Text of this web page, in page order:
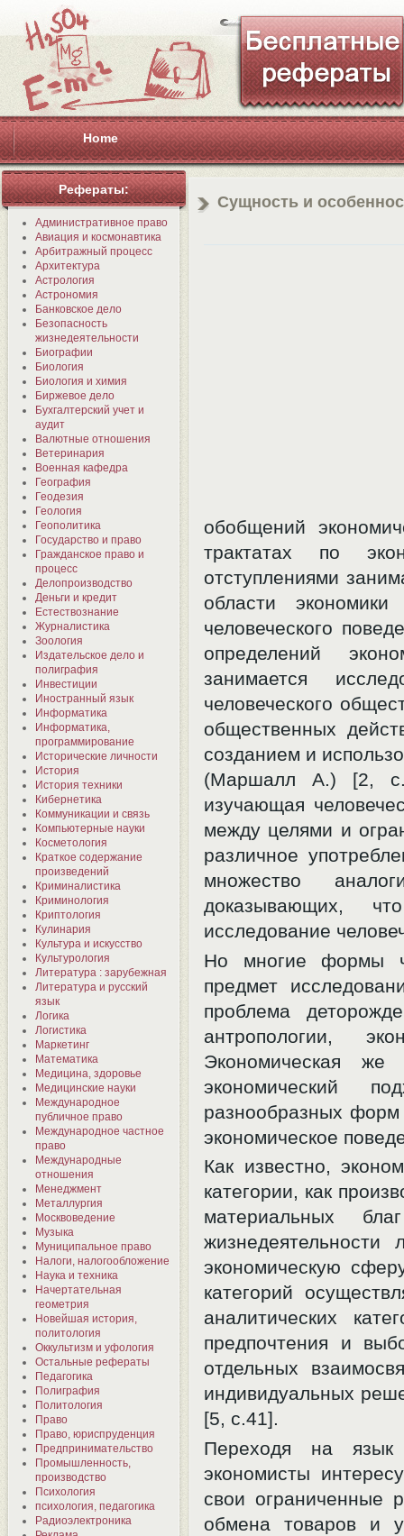
Home
Рефераты:
Административное право
Авиация и космонавтика
Арбитражный процесс
Архитектура
Астрология
Астрономия
Банковское дело
Безопасность
жизнедеятельности
Биографии
Биология
Биология и химия
Биржевое дело
Бухгалтерский учет и
аудит
Валютные отношения
Ветеринария
Военная кафедра
География
Геодезия
Геология
Геополитика
Государство и право
Гражданское право и
процесс
Делопроизводство
Деньги и кредит
Естествознание
Журналистика
Зоология
Издательское дело и
полиграфия
Инвестиции
Иностранный язык
Информатика
Информатика,
программирование
Исторические личности
История
История техники
Кибернетика
Коммуникации и связь
Компьютерные науки
Косметология
Краткое содержание
произведений
Криминалистика
Криминология
Криптология
Кулинария
Культура и искусство
Культурология
Литература : зарубежная
Литература и русский
язык
Логика
Логистика
Маркетинг
Математика
Медицина, здоровье
Медицинские науки
Международное
публичное право
Международное частное
право
Международные
отношения
Менеджмент
Металлургия
Москвоведение
Музыка
Муниципальное право
Налоги, налогообложение
Наука и техника
Начертательная
геометрия
Новейшая история,
политология
Оккультизм и уфология
Остальные рефераты
Педагогика
Полиграфия
Политология
Право
Право, юриспруденция
Предпринимательство
Промышленность,
производство
Психология
психология, педагогика
Радиоэлектроника
Сущность и
обобщений
трактатах по
отступлениями
области
человеческого
определений
занимается
человеческого
общественных
созданием и
(Маршалл А.) [2,
изучающая
между целями и
различное
множество
доказывающих,
исследование
Но многие формы
предмет
проблема
антропологии,
Экономическая же
экономический
разнообразных форм
экономическое
Как известно,
категории, как
материальных
экономическую
категорий
аналитических
предпочтения и
отдельных
индивидуальных
[5, c.41].
Переходя на язык
экономисты
свои ограниченные
обмена товаров и